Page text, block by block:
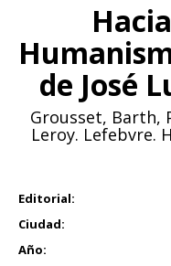
de José
Grousset, Barth,
Leroy. Lefebvre.
Editorial:
Ciudad:
Año: